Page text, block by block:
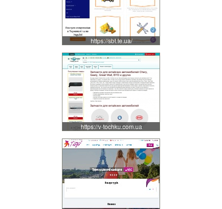
https://sbt.te.ua/
https://v-tochku.com.ua